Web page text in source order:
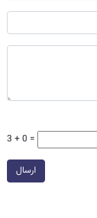
3 + 0 =
ارسال